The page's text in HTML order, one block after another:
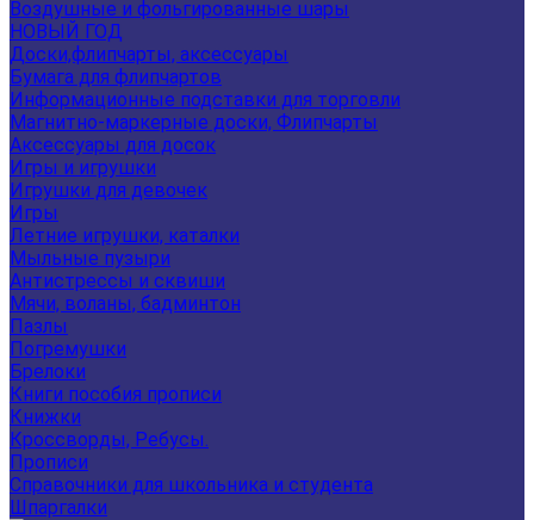
Воздушные и фольгированные шары
НОВЫЙ ГОД
Доски,флипчарты, аксессуары
Бумага для флипчартов
Информационные подставки для торговли
Магнитно-маркерные доски, Флипчарты
Аксессуары для досок
Игры и игрушки
Игрушки для девочек
Игры
Летние игрушки, каталки
Мыльные пузыри
Антистрессы и сквиши
Мячи, воланы, бадминтон
Пазлы
Погремушки
Брелоки
Книги пособия прописи
Книжки
Кроссворды, Ребусы.
Прописи
Справочники для школьника и студента
Шпаргалки